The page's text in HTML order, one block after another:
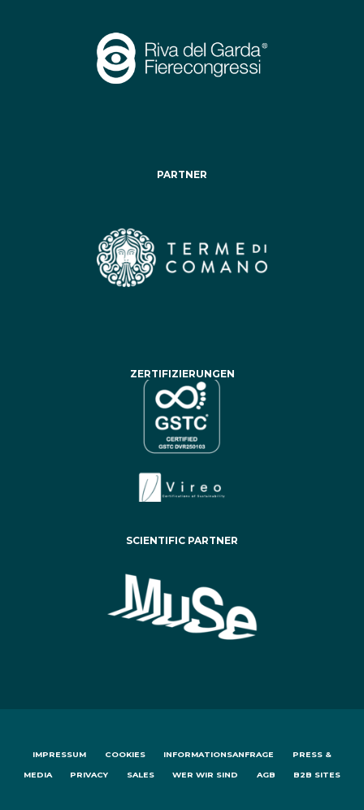
PARTNER
ZERTIFIZIERUNGEN
SCIENTIFIC PARTNER
IMPRESSUM COOKIES INFORMATIONSANFRAGE PRESS &
MEDIA PRIVACY SALES WER WIR SIND AGB B2B SITES